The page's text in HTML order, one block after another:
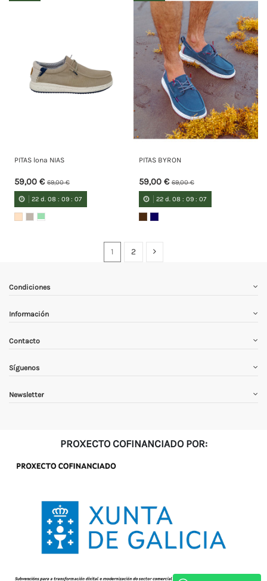
PITAS lona NIAS
59,00 €69,00 €
22 d. 08 :09 :07
PITAS BYRON
59,00 €69,00 €
22 d. 08 :09 :07
1 2
Condiciones
Información
Contacto
Síguenos
Newsletter
PROXECTO COFINANCIADO POR: